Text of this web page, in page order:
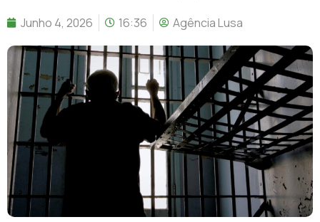
Junho 4, 2026 16:36 Agência Lusa